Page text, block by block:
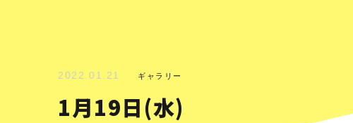
2022.01.21 ギャラリー
1月19日(水)